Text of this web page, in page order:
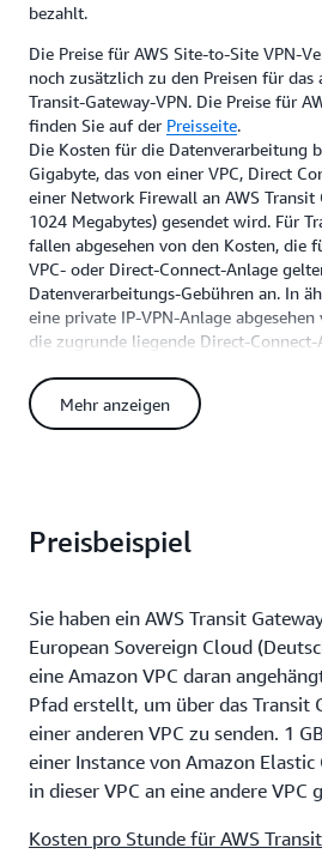
bezahlt.
Die Preise für AWS Site-to-Site VPN-
noch zusätzlich zu den Preisen für das
Transit-Gateway-VPN. Die Preise für
finden Sie auf der Preisseite.
Die Kosten für die Datenverarbeitung
Gigabyte, das von einer VPC, Direct
einer Network Firewall an AWS Transit
1024 Megabytes) gesendet wird. Für
fallen abgesehen von den Kosten, die
VPC- oder Direct-Connect-Anlage
Datenverarbeitungs-Gebühren an. In
eine private IP-VPN-Anlage
die zugrunde liegende Direct-
Datenverarbeitungsgebühren für jedes
jeder Multicast-Empfänger-Instance
die von einem Peering-Anhang an ein
Datenübertragungsgebühren an.
Sie in Abschnitt zur Datenübertragung
Mehr anzeigen
Preisbeispiel
Sie haben ein AWS Transit
European Sovereign Cloud
eine Amazon VPC daran
Pfad erstellt, um über das Transit
einer anderen VPC zu senden. 1
einer Instance von Amazon Elastic
in dieser VPC an eine andere VPC
Kosten pro Stunde für AWS